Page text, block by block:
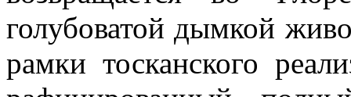
голубоватой дымкой
рамки тосканского